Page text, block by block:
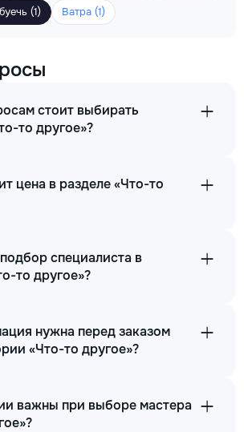
(1) Ватра (1)
стоит выбирать
то другое»?
цена в разделе «Что-то
специалиста в
то другое»?
нужна перед заказом
«Что-то другое»?
важны при выборе мастера